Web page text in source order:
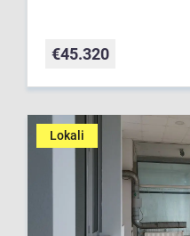
€45.320
Lokali